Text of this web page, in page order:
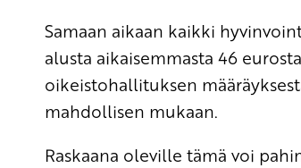
Samaan aikaan kaikki
alusta aikaisemmasta 46
oikeistohallituksen
mahdollisen mukaan.
Raskaana oleville tämä voi